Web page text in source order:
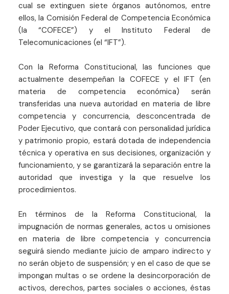
cual se extinguen siete órganos autónomos, entre
ellos, la Comisión Federal de Competencia Económica
(la “COFECE”) y el Instituto Federal de
Telecomunicaciones (el “IFT”).
Con la Reforma Constitucional, las funciones que
actualmente desempeñan la COFECE y el IFT (en
materia de competencia económica) serán
transferidas una nueva autoridad en materia de libre
competencia y concurrencia, desconcentrada de
Poder Ejecutivo, que contará con personalidad jurídica
y patrimonio propio, estará dotada de independencia
técnica y operativa en sus decisiones, organización y
funcionamiento, y se garantizará la separación entre la
autoridad que investiga y la que resuelve los
procedimientos.
En términos de la Reforma Constitucional, la
impugnación de normas generales, actos u omisiones
en materia de libre competencia y concurrencia
seguirá siendo mediante juicio de amparo indirecto y
no serán objeto de suspensión; y en el caso de que se
impongan multas o se ordene la desincorporación de
activos, derechos, partes sociales o acciones, éstas